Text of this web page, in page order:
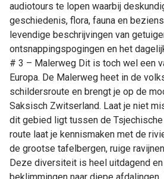
audiotours te lopen waarbij
geschiedenis, flora, fauna en
levendige beschrijvingen van
ontsnappingspogingen en het
# 3 – Malerweg Dit is toch wel een
Europa. De Malerweg heet in de
schildersroute en brengt je op de
Saksisch Zwitserland. Laat je niet
dit gebied ligt tussen de
route laat je kennismaken met de
de grootse tafelbergen, ruige
Deze diversiteit is heel uitdagend